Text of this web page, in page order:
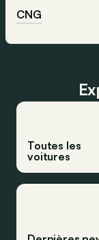
CNG
Toutes les
voitures